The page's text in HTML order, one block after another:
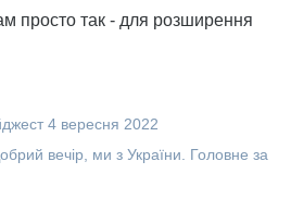
просто так - для розширення
4 вересня 2022
вечір, ми з України. Головне за